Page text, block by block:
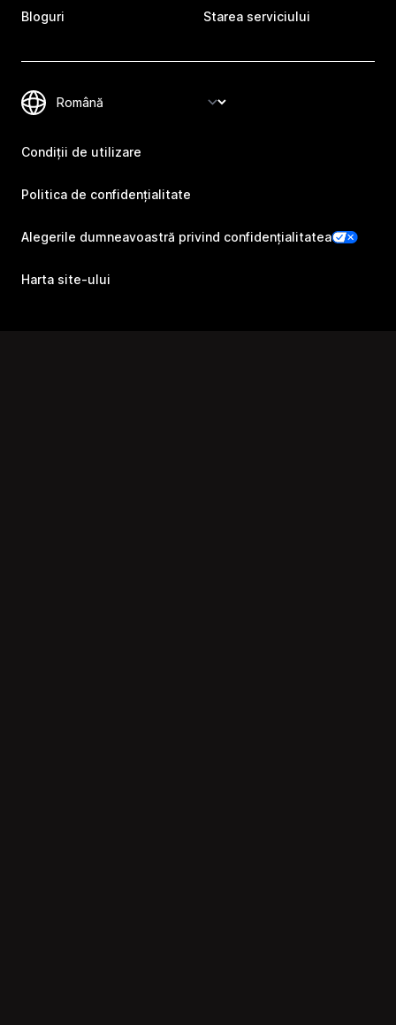
Bloguri Starea serviciului
Condiții de utilizare
Politica de confidențialitate
Alegerile dumneavoastră privind confidențialitatea
Harta site-ului